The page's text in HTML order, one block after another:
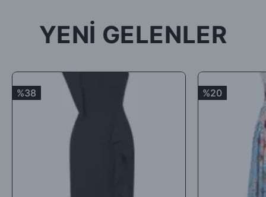
uygunluğunun kontrolünden sonra, 7 ile 10 iş günü arasında
ürün bedelinizden iade kargo ücretinizin kesintisi yapılarak geri
Satın aldığınız ürünler için Hediye Çeki, Değişim ya da ücret
iadesi talep edebilirsiniz.
YENİ GELENLER
%38 %20